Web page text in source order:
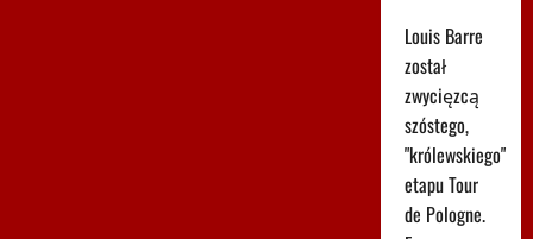
Louis Barre
został
zwycięzcą
szóstego,
"królewskiego"
etapu Tour
de Pologne.